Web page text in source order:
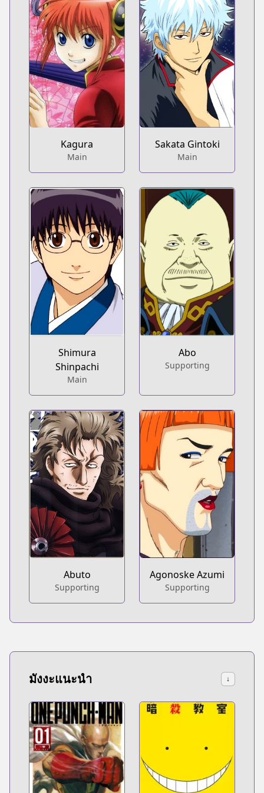
Kagura
Main
Sakata Gintoki
Main
Shimura
Shinpachi
Main
Abo
Supporting
Abuto
Supporting
Agonoske Azumi
Supporting
มังงะแนะนำ ↓